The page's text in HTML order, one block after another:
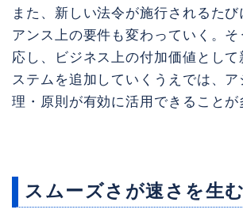
また、新しい法令が施行されるたび
アンス上の要件も変わっていく。
応し、ビジネス上の付加価値とし
ステムを追加していくうえでは、ア
理・原則が有効に活用できることが
スムーズさが速さを生む